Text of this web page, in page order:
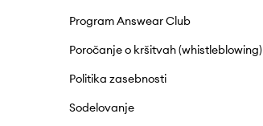
Program Answear Club
Poročanje o kršitvah (whistleblowing)
Politika zasebnosti
Sodelovanje